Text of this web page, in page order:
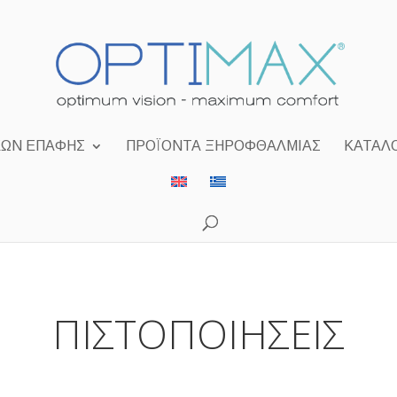
ΕΠΑΦΉΣ ΠΡΟΪΌΝΤΑ ΞΗΡΟΦΘΑΛΜΊΑΣ
ΠΙΣΤΟΠΟΙΉΣΕΙΣ